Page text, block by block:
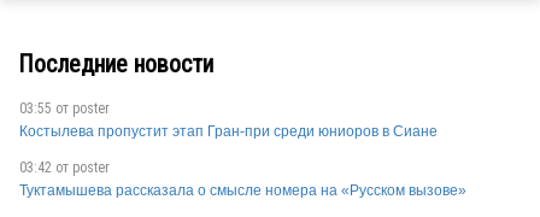
SWE
Последние новости
03:55 от poster
Костылева пропустит этап Гран-при среди юниоров в Сиане
03:42 от poster
Туктамышева рассказала о смысле номера на «Русском вызове»